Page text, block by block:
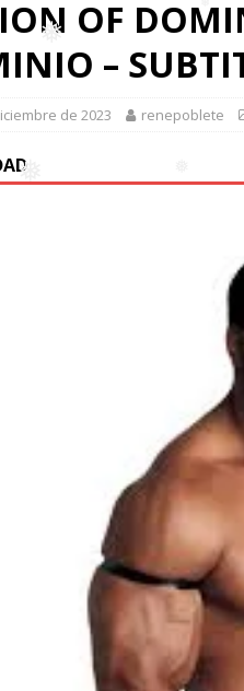
❅
❅
❅
OF
–
de 2023 renepoblete